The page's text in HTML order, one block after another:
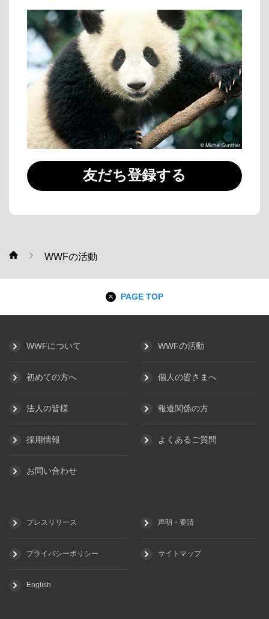
友だち登録する
WWF WWFの活動
PAGE TOP
WWFについて WWFの活動
初めての方へ 個人の皆さまへ
法人の皆様 報道関係の方
採用情報 よくあるご質問
お問い合わせ
プレスリリース 声明・要請
プライバシーポリシー サイトマップ
English